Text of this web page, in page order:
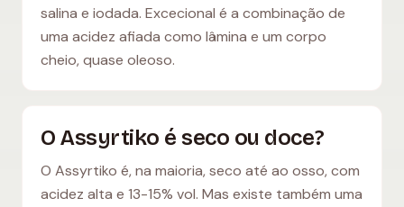
salina e iodada. Excecional é a combinação de
uma acidez afiada como lâmina e um corpo
cheio, quase oleoso.
O Assyrtiko é seco ou doce?
O Assyrtiko é, na maioria, seco até ao osso, com
acidez alta e 13-15% vol. Mas existe também uma